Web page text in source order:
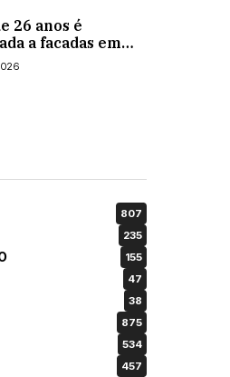
26 anos é
a facadas em
de Mato Grosso;
é procurado
807
235
155
47
38
875
534
457